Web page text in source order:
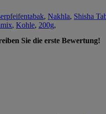
, Nakhla, Shisha
, Kohle, 200g,
Sie die erste Bewertung!